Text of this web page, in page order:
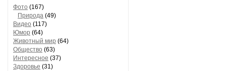
Фото (167)
Природа (49)
Видео (117)
Юмор (64)
Животный мир (64)
Общество (63)
Интересное (37)
Здоровье (31)